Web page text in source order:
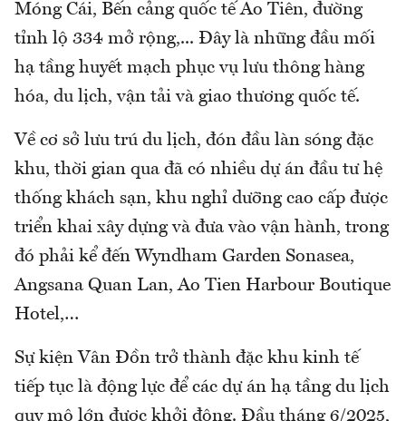
Móng Cái, Bến cảng quốc tế Ao Tiên, đường
tỉnh lộ 334 mở rộng,... Đây là những đầu mối
hạ tầng huyết mạch phục vụ lưu thông hàng
hóa, du lịch, vận tải và giao thương quốc tế.
Về cơ sở lưu trú du lịch, đón đầu làn sóng đặc
khu, thời gian qua đã có nhiều dự án đầu tư hệ
thống khách sạn, khu nghỉ dưỡng cao cấp được
triển khai xây dựng và đưa vào vận hành, trong
đó phải kể đến Wyndham Garden Sonasea,
Angsana Quan Lan, Ao Tien Harbour Boutique
Hotel,…
Sự kiện Vân Đồn trở thành đặc khu kinh tế
tiếp tục là động lực để các dự án hạ tầng du lịch
quy mô lớn được khởi động. Đầu tháng 6/2025,